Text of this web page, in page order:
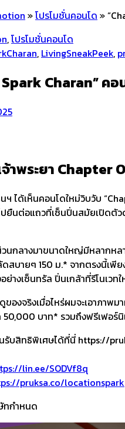
»โปรโมชั่นคอนโด »
,โปรโมชั่นคอนโด
, LivingSneakPeek,
Charan” ค
าพระยา Chapter
ฯ ได้เห็นคอนโดใหม่วิบวับ
ปยืนต่อแถวที่เซ็นปิ่นสมัยเปิดตั
นกลางมาขนาดใหญ่มีหลากห
สบายๆ 150 ม.* จากตรงนี้เพี
ย่างเซ็นทรัล ปิ่นเกล้าที่รีโนเว
ของจริงเมื่อไหร่ผมจะเอาภา
บาท* รวมถึงฟรีเฟอร์นิ
นรับสิทธิพิเศษได้ที่นี่ https://
lin.ee/SODVf8q
pruksa.co/locationspark
ทกำหนด